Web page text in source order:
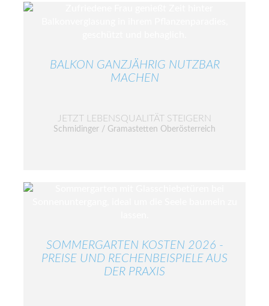
BALKON GANZJÄHRIG NUTZBAR
MACHEN
JETZT LEBENSQUALITÄT STEIGERN
Schmidinger / Gramastetten Oberösterreich
SOMMERGARTEN KOSTEN 2026 -
PREISE UND RECHENBEISPIELE AUS
DER PRAXIS